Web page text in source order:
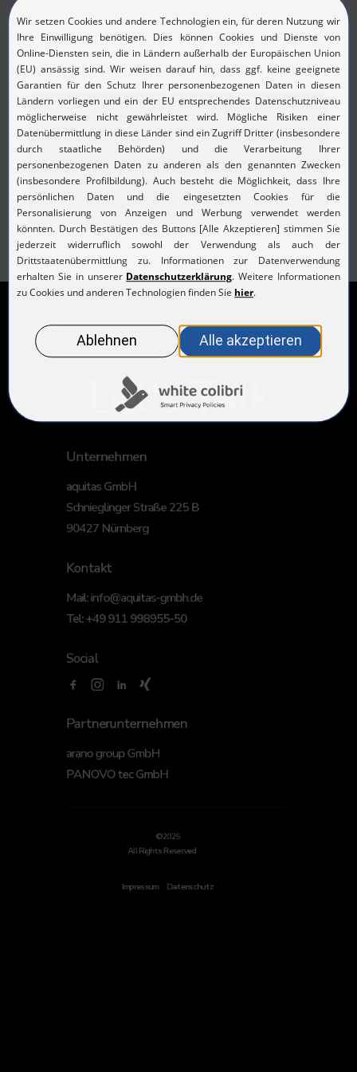
© 2025 AQUITAS.
Folge uns auf:
Let's Talk
Unternehmen
aquitas GmbH
Schnieglinger Straße 225 B
90427 Nürnberg
Kontakt
Mail:info@aquitas-gmbh.de
Tel:+49 911 998955-50
Social
Partnerunternehmen
arano group GmbH
PANOVO tec GmbH
©2025
All Rights Reserved
Impressum Datenschutz